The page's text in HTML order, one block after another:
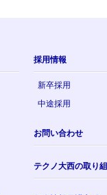
採用情報
新卒採用
中途採用
お問い合わせ
テクノ大西の取り